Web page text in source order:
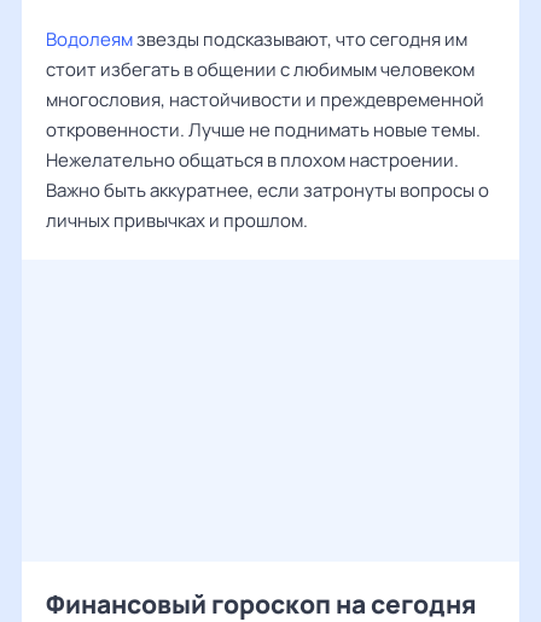
Водолеямзвезды подсказывают, что сегодня им
стоит избегать в общении с любимым человеком
многословия, настойчивости и преждевременной
откровенности. Лучше не поднимать новые темы.
Нежелательно общаться в плохом настроении.
Важно быть аккуратнее, если затронуты вопросы о
личных привычках и прошлом.
Финансовый гороскоп на сегодня